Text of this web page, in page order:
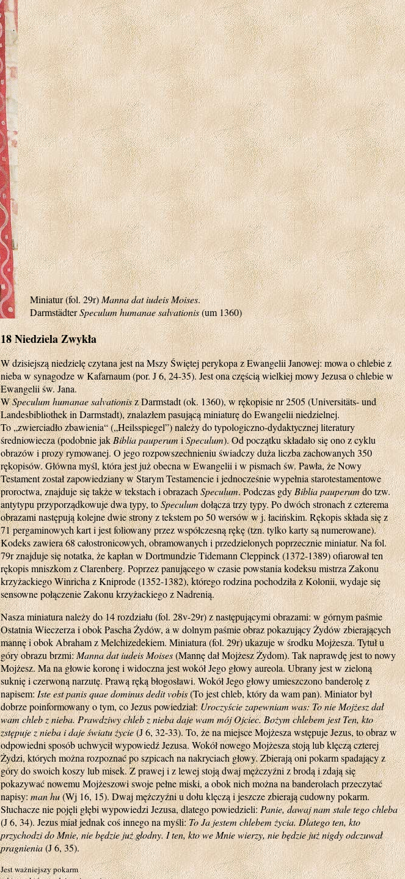
Miniatur (fol. 29r)Manna dat iudeis Moises.
DarmstädterSpeculum humanae salvationis(um 1360)
18 Niedziela Zwykła
W dzisiejszą niedzielę czytana jest na Mszy Świętej perykopa z Ewangelii Janowej: mowa o chlebie z
nieba w synagodze w Kafarnaum (por. J 6, 24-35). Jest ona częścią wielkiej mowy Jezusa o chlebie w
Ewangelii św. Jana.
WSpeculum humanae salvationisz Darmstadt (ok. 1360), w rękopisie nr 2505 (Universitäts- und
Landesbibliothek in Darmstadt), znalazłem pasującą miniaturę do Ewangelii niedzielnej.
To „zwierciadło zbawienia“ („Heilsspiegel”) należy do typologiczno-dydaktycznej literatury
średniowiecza (podobnie jakBiblia pauperumiSpeculum). Od początku składało się ono z cyklu
obrazów i prozy rymowanej. O jego rozpowszechnieniu świadczy duża liczba zachowanych 350
rękopisów. Główna myśl, która jest już obecna w Ewangelii i w pismach św. Pawła, że Nowy
Testament został zapowiedziany w Starym Testamencie i jednocześnie wypełnia starotestamentowe
proroctwa, znajduje się także w tekstach i obrazachSpeculum. Podczas gdyBiblia pauperumdo tzw.
antytypu przyporządkowuje dwa typy, toSpeculumdołącza trzy typy. Po dwóch stronach z czterema
obrazami następują kolejne dwie strony z tekstem po 50 wersów w j. łacińskim. Rękopis składa się z
71 pergaminowych kart i jest foliowany przez współczesną rękę (tzn. tylko karty są numerowane).
Kodeks zawiera 68 całostronicowych, obramowanych i przedzielonych poprzecznie miniatur. Na fol.
79r znajduje się notatka, że kapłan w Dortmundzie Tidemann Cleppinck (1372-1389) ofiarował ten
rękopis mniszkom z Clarenberg. Poprzez panującego w czasie powstania kodeksu mistrza Zakonu
krzyżackiego Winricha z Kniprode (1352-1382), którego rodzina pochodziła z Kolonii, wydaje się
sensowne połączenie Zakonu krzyżackiego z Nadrenią.
Nasza miniatura należy do 14 rozdziału (fol. 28v-29r) z następującymi obrazami: w górnym paśmie
Ostatnia Wieczerza i obok Pascha Żydów, a w dolnym paśmie obraz pokazujący Żydów zbierających
mannę i obok Abraham z Melchizedekiem. Miniatura (fol. 29r) ukazuje w środku Mojżesza. Tytuł u
góry obrazu brzmi:Manna dat iudeis Moises(Mannę dał Mojżesz Żydom). Tak naprawdę jest to nowy
Mojżesz. Ma na głowie koronę i widoczna jest wokół Jego głowy aureola. Ubrany jest w zieloną
suknię i czerwoną narzutę. Prawą ręką błogosławi. Wokół Jego głowy umieszczono banderolę z
napisem:Iste est panis quae dominus dedit vobis(To jest chleb, który da wam pan). Miniator był
dobrze poinformowany o tym, co Jezus powiedział:Uroczyście zapewniam was: To nie Mojżesz dał
wam chleb z nieba. Prawdziwy chleb z nieba daje wam mój Ojciec. Bożym chlebem jest Ten, kto
zstępuje z nieba i daje światu życie(J 6, 32-33). To, że na miejsce Mojżesza wstępuje Jezus, to obraz w
odpowiedni sposób uchwycił wypowiedź Jezusa. Wokół nowego Mojżesza stoją lub klęczą czterej
Żydzi, których można rozpoznać po szpicach na nakryciach głowy. Zbierają oni pokarm spadający z
góry do swoich koszy lub misek. Z prawej i z lewej stoją dwaj mężczyźni z brodą i zdają się
pokazywać nowemu Mojżeszowi swoje pełne miski, a obok nich można na banderolach przeczytać
napisy:man hu(Wj 16, 15). Dwaj mężczyźni u dołu klęczą i jeszcze zbierają cudowny pokarm.
Słuchacze nie pojęli głębi wypowiedzi Jezusa, dlatego powiedzieli:Panie, dawaj nam stale tego chleba
(J 6, 34). Jezus miał jednak coś innego na myśli:To Ja jestem chlebem życia. Dlatego ten, kto
przychodzi do Mnie, nie będzie już głodny. I ten, kto we Mnie wierzy, nie będzie już nigdy odczuwał
pragnienia(J 6, 35).
Jest ważniejszy pokarm